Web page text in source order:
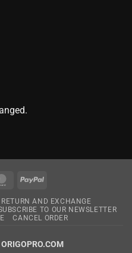
MasterCardPayPal
RETURN AND EXCHANGE
TO OUR NEWSLETTER
CANCEL ORDER
ORIGOPRO.COM